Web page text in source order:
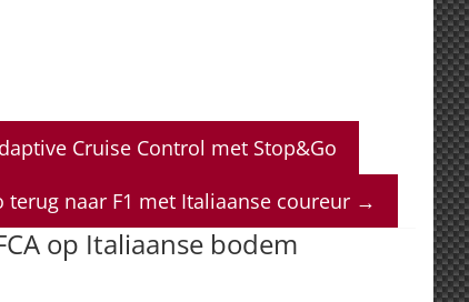
Cruise Control met Stop&Go
terug naar F1 met Italiaanse coureur →
op Italiaanse bodem